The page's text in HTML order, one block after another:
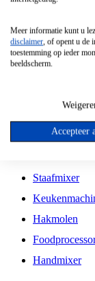
Vrijstaande
Vrijstaande
Inbouw
Inbouw
Kookplaat
Staafmixer
Hakmolen
Handmixer
Meer informatie kunt u
disclaimer, of opent u de
toestemming op ieder
beeldscherm.
Accepteer